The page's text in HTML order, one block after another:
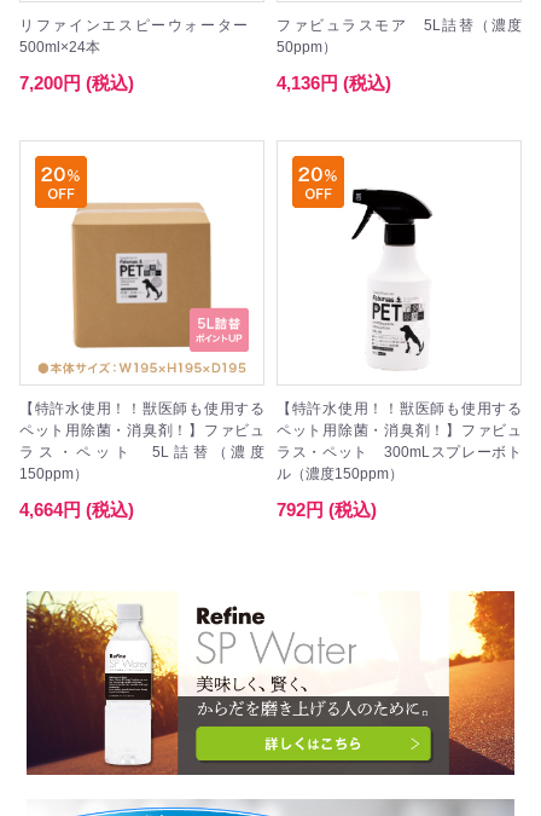
リファインエスピーウォーター
500ml×24本
7,200円 (税込)
ファビュラスモア 5L詰替（濃度
50ppm）
4,136円 (税込)
【特許水使用！！獣医師も使用する
ペット用除菌・消臭剤！】ファビュ
ラス・ペット 5L詰替（濃度
150ppm）
4,664円 (税込)
【特許水使用！！獣医師も使用する
ペット用除菌・消臭剤！】ファビュ
ラス・ペット 300mLスプレーボト
ル（濃度150ppm）
792円 (税込)